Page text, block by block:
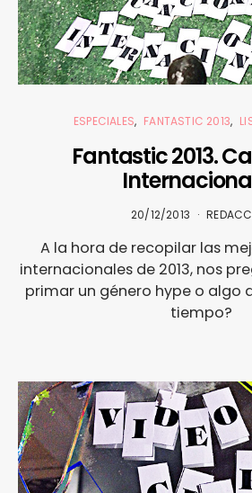
ESPECIALES FANTASTIC 2013
Fantastic 2013.
20/12/2013
A la hora de recopilar las
internacionales de 2013, nos
primar un género hype o algo
tiempo?